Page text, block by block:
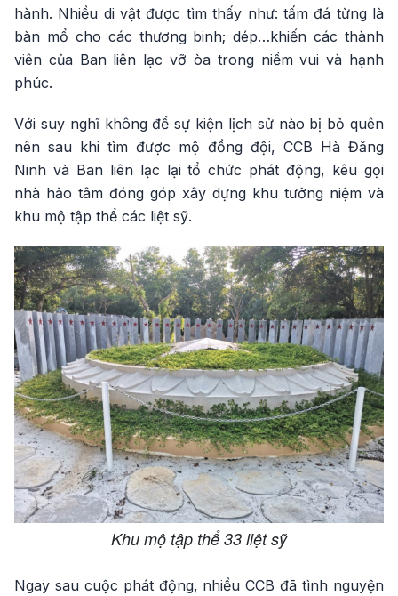
hành. Nhiều di vật được tìm thấy như: tấm đá từng là
bàn mổ cho các thương binh; dép…khiến các thành
viên của Ban liên lạc vỡ òa trong niềm vui và hạnh
phúc.
Với suy nghĩ không để sự kiện lịch sử nào bị bỏ quên
nên sau khi tìm được mộ đồng đội, CCB Hà Đăng
Ninh và Ban liên lạc lại tổ chức phát động, kêu gọi
nhà hảo tâm đóng góp xây dựng khu tưởng niệm và
khu mộ tập thể các liệt sỹ.
Khu mộ tập thể 33 liệt sỹ
Ngay sau cuộc phát động, nhiều CCB đã tình nguyện